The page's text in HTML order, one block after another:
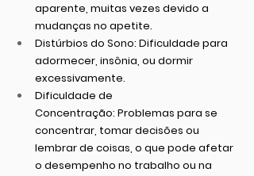
aparente, muitas vezes devido a
mudanças no apetite.
Distúrbios do Sono: Dificuldade para
adormecer, insônia, ou dormir
excessivamente.
Dificuldade de
Concentração: Problemas para se
concentrar, tomar decisões ou
lembrar de coisas, o que pode afetar
o desempenho no trabalho ou na